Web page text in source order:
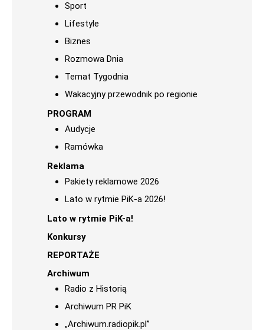
Sport
Lifestyle
Biznes
Rozmowa Dnia
Temat Tygodnia
Wakacyjny przewodnik po regionie
PROGRAM
Audycje
Ramówka
Reklama
Pakiety reklamowe 2026
Lato w rytmie PiK-a 2026!
Lato w rytmie PiK-a!
Konkursy
REPORTAŻE
Archiwum
Radio z Historią
Archiwum PR PiK
„Archiwum.radiopik.pl”